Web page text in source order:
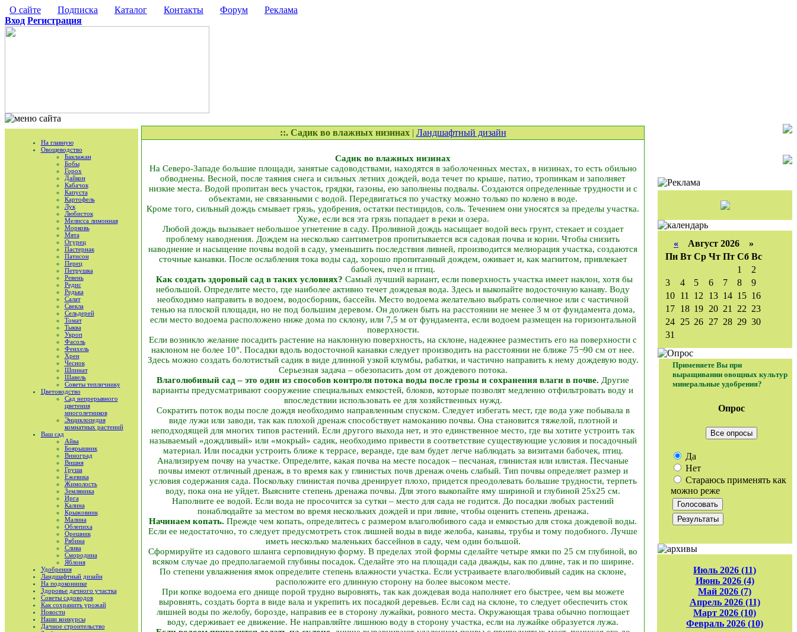
О сайте Подписка Каталог Контакты Форум
Реклама
Вход Регистрация
На главную
Овощеводство
Баклажан
Бобы
Горох
Дайкон
Кабачок
Капуста
Картофель
Лук
Любисток
Мелисса лимонная
Морковь
Мята
Огурец
Пастернак
Патисон
Перец
Петрушка
Ревень
Редис
Редька
Салат
Свекла
Сельдерей
Томат
Тыква
Укроп
Фасоль
Фенхель
Хрен
Чеснок
Шпинат
Шавель
Советы тепличнику
Цветоводство
Сад непрерывного
цветения
многолетников
Энциклопедия
комнатных растений
Ваш сад
Айва
Боярышник
Виноград
Вишня
Груша
Ежевика
Жимолость
Земляника
Ирга
Калина
Крыжовник
Малина
Облепиха
Орешник
Рябина
Слива
Смородина
Яблоня
Удобрения
Ландшафтный дизайн
На подоконнике
Здоровье дачного участка
Советы садоводов
Как сохранить урожай
Новости
Наши конкурсы
Дачное строительство
::. Садик во влажных низинах| Ландшафтный дизайн
Садик во влажных низинах
На Северо-­Западе большие площади, занятые садоводствами, находятся в заболоченных местах, в низинах, то есть обильно
обводнены. Весной, после таяния снега и сильных летних дождей, вода течет по крыше, патио, тропинкам и заполняет
низкие места. Водой пропитан весь участок, грядки, газоны, ею заполнены подвалы. Создаются определенные трудности и с
объектами, не связанными с водой. Передвигаться по участку можно только по колено в воде.
Кроме того, сильный дождь смывает грязь, удобрения, остатки пестицидов, соль. Течением они уносятся за пределы участка.
Хуже, если вся эта грязь попадает в реки и озера.
Любой дождь вызывает небольшое угнетение в саду. Проливной дождь насыщает водой весь грунт, стекает и создает
проблему наводнения. Дождем на несколько сантиметров пропитывается вся садовая почва и корни. Чтобы снизить
наводнение и насыщение почвы водой в саду, уменьшить последствия ливней, производится мелиорация участка, создаются
сточные канавки. После ослабления тока воды сад, хорошо пропитанный дождем, оживает и, как магнитом, привлекает
бабочек, пчел и птиц.
Как создать здоровый сад в таких условиях? Самый лучший вариант, если поверхность участка имеет наклон, хотя бы
небольшой. Определите место, где наиболее активно течет дождевая вода. Здесь и выкопайте водосточную канаву. Воду
необходимо направить в водоем, водосборник, бассейн. Место водоема желательно выбрать солнечное или с частичной
тенью на плоской площади, но не под большим деревом. Он должен быть на расстоянии не менее 3 м от фундамента дома,
если место водоема расположено ниже дома по склону, или 7,5 м от фундамента, если водоем размещен на горизонтальной
поверхности.
Если возникло желание посадить растение на наклонную поверхность, на склоне, надежнее разместить его на поверхности с
наклоном не более 10°. Посадки вдоль водосточной канавки следует производить на расстоянии не ближе 75¬90 см от нее.
Здесь можно создать болотистый садик в виде длинной узкой клумбы, рабатки, и частично направить к нему дождевую воду.
Серьезная задача – обезопасить дом от дождевого потока.
Влаголюбивый сад – это один из способов контроля потока воды после грозы и сохранения влаги в почве. Другие
варианты предусматривают сооружение специальных емкостей, блоков, которые позволят медленно отфильтровать воду и
впоследствии использовать ее для хозяйственных нужд.
Сократить поток воды после дождя необходимо направленным спуском. Следует избегать мест, где вода уже побывала в
виде лужи или заводи, так как плохой дренаж способствует намоканию почвы. Она становится тяжелой, плотной и
неподходящей для многих типов растений. Если другого выхода нет, и это единственное место, где вы хотите устроить так
называемый «дождливый» или «мокрый» садик, необходимо привести в соответствие существующие условия и посадочный
материал. Или посадки устроить ближе к террасе, веранде, где вам будет легче наблюдать за визитами бабочек, птиц.
Анализируем почву на участке. Определите, какая почва на месте посадок – песчаная, глинистая или илистая. Песчаные
почвы имеют отличный дренаж, в то время как у глинистых почв дренаж очень слабый. Тип почвы определяет размер и
условия содержания сада. Поскольку глинистая почва дренирует плохо, придется преодолевать большие трудности, терпеть
воду, пока она не уйдет. Выясните степень дренажа почвы. Для этого выкопайте яму шириной и глубиной 25х25 см.
Наполните ее водой. Если вода не просочится за сутки – место для сада не годится. До посадки любых растений
понаблюдайте за местом во время нескольких дождей и при ливне, чтобы оценить степень дренажа.
Начинаем копать. Прежде чем копать, определитесь с размером влаголюбивого сада и емкостью для стока дождевой воды.
Если ее недостаточно, то следует предусмотреть сток лишней воды в виде желоба, канавы, трубы и тому подобного. Лучше
иметь несколько маленьких бассейнов в саду, чем один большой.
Сформируйте из садового шланга серповидную форму. В пределах этой формы сделайте четыре ямки по 25 см глубиной, во
всяком случае до предполагаемой глубины посадок. Сделайте это на площади сада дважды, как по длине, так и по ширине.
По степени увлажнения ямок определите степень влажности участка. Если устраиваете влаголюбивый садик на склоне,
расположите его длинную сторону на более высоком месте.
При копке водоема его днище порой трудно выровнять, так как дождевая вода наполняет его быстрее, чем вы можете
выровнять, создать борта в виде вала и укрепить их посадкой деревьев. Если сад на склоне, то следует обеспечить сток
лишней воды по желобу, борозде, направив ее в сторону лужайки, ровного места. Окружающая трава обычно поглощает
воду, сдерживает ее движение. Не направляйте лишнюю воду в сторону участка, если на лужайке образуется лужа.
« Август 2026 »
Пн Вт Ср Чт Пт Сб Вс
1
2
3
4 5 6 7 8
9
10 11 12 13 14 15 16
17 18 19 20 21 22 23
24 25 26 27 28 29 30
31
Применяете Вы при
выращивании овощных культур
минеральные удобрения?
Опрос
Все опросы
Да
Нет
Стараюсь применять как
можно реже
Июль 2026 (11)
Июнь 2026 (4)
Май 2026 (7)
Апрель 2026 (11)
Март 2026 (10)
Февраль 2026 (10)